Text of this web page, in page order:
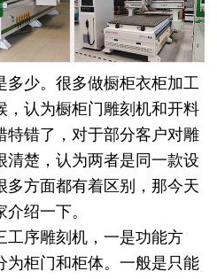
多少。很多做橱柜衣柜加工
，认为橱柜门雕刻机和开料
特错了，对于部分客户对雕
清楚，认为两者是同一款设
多方面都有着区别，那今天
绍一下。
工序雕刻机，一是功能方
为柜门和柜体。一般是只能